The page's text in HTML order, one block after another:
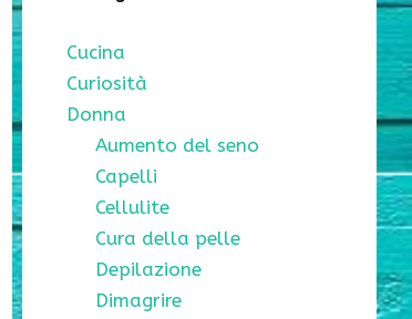
Cucina
Curiosità
Donna
Aumento del seno
Capelli
Cellulite
Cura della pelle
Depilazione
Dimagrire